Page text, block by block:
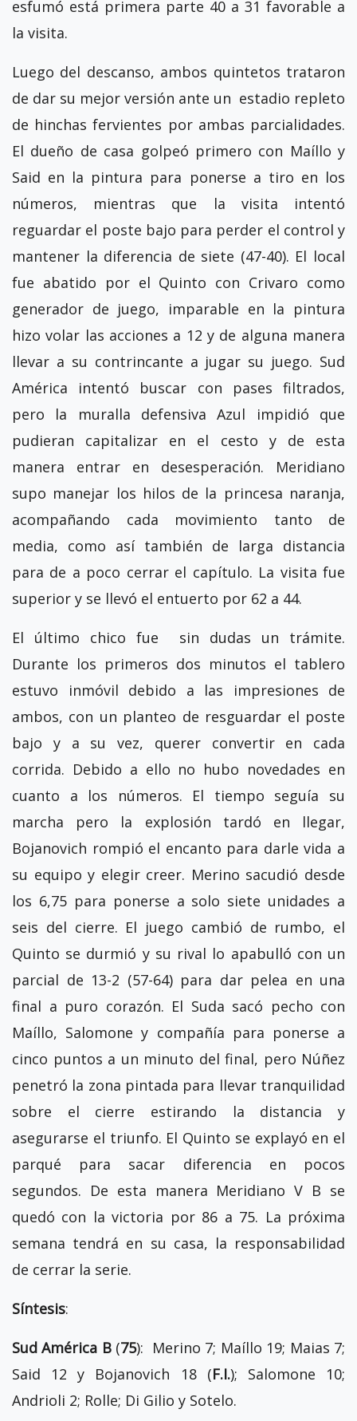
esfumó está primera parte 40 a 31 favorable a
la visita.
Luego del descanso, ambos quintetos trataron
de dar su mejor versión ante un estadio repleto
de hinchas fervientes por ambas parcialidades.
El dueño de casa golpeó primero con Maíllo y
Said en la pintura para ponerse a tiro en los
números, mientras que la visita intentó
reguardar el poste bajo para perder el control y
mantener la diferencia de siete (47-40). El local
fue abatido por el Quinto con Crivaro como
generador de juego, imparable en la pintura
hizo volar las acciones a 12 y de alguna manera
llevar a su contrincante a jugar su juego. Sud
América intentó buscar con pases filtrados,
pero la muralla defensiva Azul impidió que
pudieran capitalizar en el cesto y de esta
manera entrar en desesperación. Meridiano
supo manejar los hilos de la princesa naranja,
acompañando cada movimiento tanto de
media, como así también de larga distancia
para de a poco cerrar el capítulo. La visita fue
superior y se llevó el entuerto por 62 a 44.
El último chico fue sin dudas un trámite.
Durante los primeros dos minutos el tablero
estuvo inmóvil debido a las impresiones de
ambos, con un planteo de resguardar el poste
bajo y a su vez, querer convertir en cada
corrida. Debido a ello no hubo novedades en
cuanto a los números. El tiempo seguía su
marcha pero la explosión tardó en llegar,
Bojanovich rompió el encanto para darle vida a
su equipo y elegir creer. Merino sacudió desde
los 6,75 para ponerse a solo siete unidades a
seis del cierre. El juego cambió de rumbo, el
Quinto se durmió y su rival lo apabulló con un
parcial de 13-2 (57-64) para dar pelea en una
final a puro corazón. El Suda sacó pecho con
Maíllo, Salomone y compañía para ponerse a
cinco puntos a un minuto del final, pero Núñez
penetró la zona pintada para llevar tranquilidad
sobre el cierre estirando la distancia y
asegurarse el triunfo. El Quinto se explayó en el
parqué para sacar diferencia en pocos
segundos. De esta manera Meridiano V B se
quedó con la victoria por 86 a 75. La próxima
semana tendrá en su casa, la responsabilidad
de cerrar la serie.
Síntesis:
Sud América B (75): Merino 7; Maíllo 19; Maias 7;
Said 12 y Bojanovich 18 (F.I.); Salomone 10;
Andrioli 2; Rolle; Di Gilio y Sotelo.